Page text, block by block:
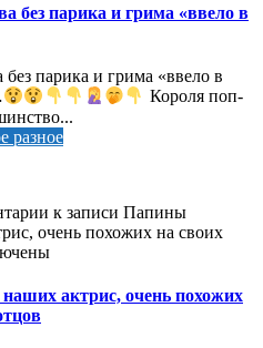
без парика и грима «ввело в
парика и грима «ввело в
Короля поп-
разное
к записи Папины
очень похожих на своих
актрис, очень похожих